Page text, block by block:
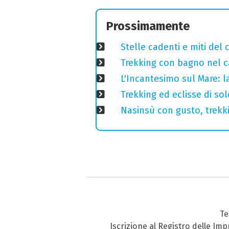
Prossimamente
Stelle cadenti e miti del
Trekking con bagno nel
L'Incantesimo sul
Trekking ed eclisse di
Nasinsù con gusto,
Iscrizione al Registro delle